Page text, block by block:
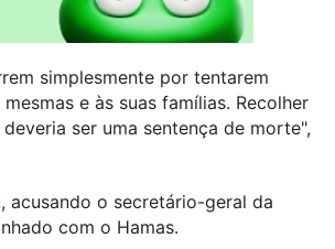
simplesmente por tentarem
e às suas famílias. Recolher
ser uma sentença de morte",
acusando o secretário-geral da
com o Hamas.